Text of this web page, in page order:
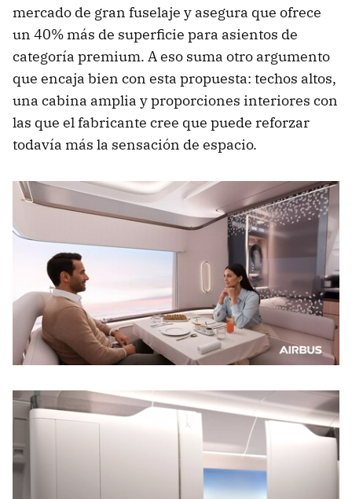
mercado de gran fuselaje y asegura que ofrece
un 40% más de superficie para asientos de
categoría premium. A eso suma otro argumento
que encaja bien con esta propuesta: techos altos,
una cabina amplia y proporciones interiores con
las que el fabricante cree que puede reforzar
todavía más la sensación de espacio.